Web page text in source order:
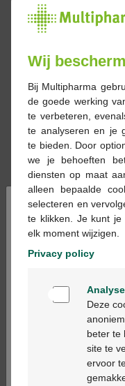
Aromaderm gel
labiarom tube
12,49 €
Herpatch serum
5ml + prevent stick
4,8gr promo
11,84 €
Ga
Wij
Bij Multipharma
de goede werking
te verbeteren,
te analyseren en je
te bieden. Door
we je behoeften
diensten op maat
alleen bepaalde
selecteren en
te klikken. Je kunt je
elk moment wijzigen.
Privacy policy
Deze
beter te
site te
ervoor